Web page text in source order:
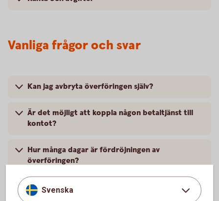
Vanliga frågor och svar
Kan jag avbryta överföringen själv?
Är det möjligt att koppla någon betaltjänst till
kontot?
Hur många dagar är fördröjningen av
överföringen?
Kan minderåriga, under 18 år öppna detta
konto?
Svenska